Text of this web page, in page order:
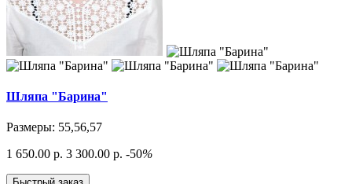
Шляпа "Барина"
Размеры: 55,56,57
1 650.00 р. 3 300.00 р. -50%